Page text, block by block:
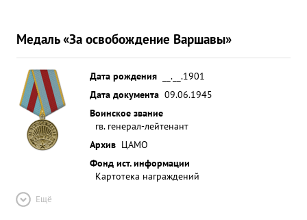
Медаль «За освобождение Варшавы»
Дата рождения
__.__.1901
Дата документа 09.06.1945
Воинское звание
гв. генерал-лейтенант
Архив ЦАМО
Фонд ист. информации
Картотека награждений
Ещё